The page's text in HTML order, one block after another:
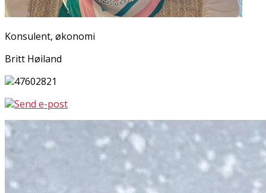
Konsulent, økonomi
Britt Høiland
47602821
Send e-post